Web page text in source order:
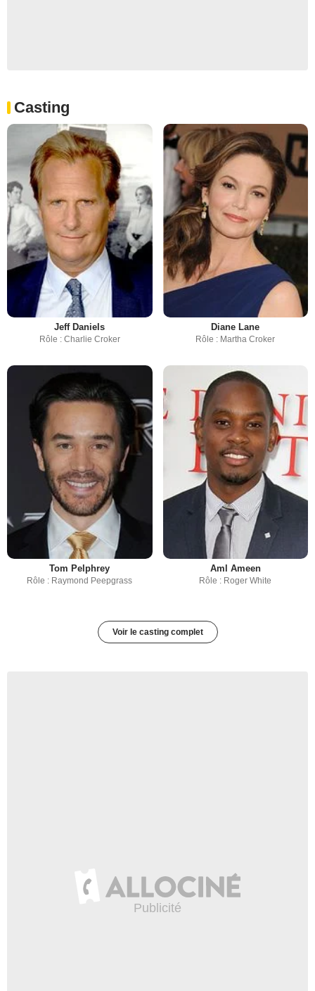
Casting
Jeff Daniels
Rôle : Charlie Croker
Diane Lane
Rôle : Martha Croker
Tom Pelphrey
Rôle : Raymond Peepgrass
Aml Ameen
Rôle : Roger White
Voir le casting complet